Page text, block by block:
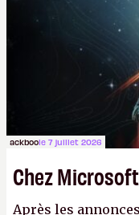
Lapins Crétins) et
le même studio
peut commencer
ackboole 7 juillet 2026
Chez
Après les